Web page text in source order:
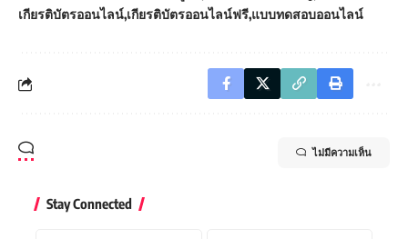
เกียรติบัตรออนไลน์ เกียรติบัตรออนไลน์ฟรี แบบทดสอบออนไลน์
ไม่มีความเห็น
Stay Connected